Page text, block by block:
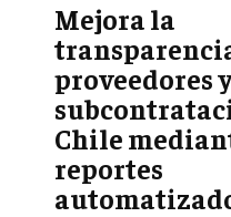
CONTABILIDAD
ECONOMÍA EMPRESARIAL
INTERNACIONAL
NEGOCIOS
COMERCIO INTERNACIONAL
Mejora la
proveedores y
Chile
reportes